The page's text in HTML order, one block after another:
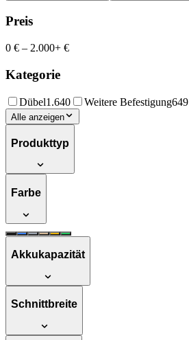
Preis
0 € – 2.000+ €
Kategorie
Dübel1.640 Weitere Befestigung649
Alle anzeigen
Produkttyp
Farbe
Akkukapazität
Schnittbreite